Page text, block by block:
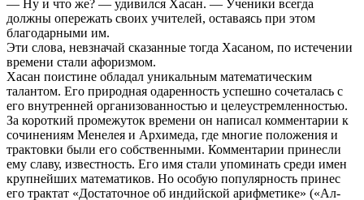
— Ну и что же? — удивился Хасан. — Ученики всегда
должны опережать своих учителей, оставаясь при этом
благодарными им.
Эти слова, невзначай сказанные тогда Хасаном, по истечении
времени стали афоризмом.
Хасан поистине обладал уникальным математическим
талантом. Его природная одаренность успешно сочеталась с
его внутренней организованностью и целеустремленностью.
За короткий промежуток времени он написал комментарии к
сочинениям Менелея и Архимеда, где многие положения и
трактовки были его собственными. Комментарии принесли
ему славу, известность. Его имя стали упоминать среди имен
крупнейших математиков. Но особую популярность принес
его трактат «Достаточное об индийской арифметике» («Ал-